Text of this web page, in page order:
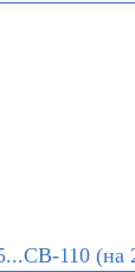
110 (на